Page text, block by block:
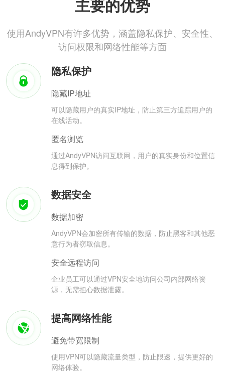
主要的优势
使用AndyVPN有许多优势，涵盖隐私保护、安全性、
访问权限和网络性能等方面
隐私保护
隐藏IP地址
可以隐藏用户的真实IP地址，防止第三方追踪用户的
在线活动。
匿名浏览
通过AndyVPN访问互联网，用户的真实身份和位置信
息得到保护。
数据安全
数据加密
AndyVPN会加密所有传输的数据，防止黑客和其他恶
意行为者窃取信息。
安全远程访问
企业员工可以通过VPN安全地访问公司内部网络资
源，无需担心数据泄露。
提高网络性能
避免带宽限制
使用VPN可以隐藏流量类型，防止限速，提供更好的
网络体验。